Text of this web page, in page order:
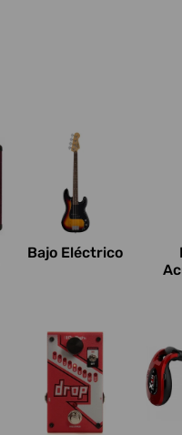
Bajo Eléctrico